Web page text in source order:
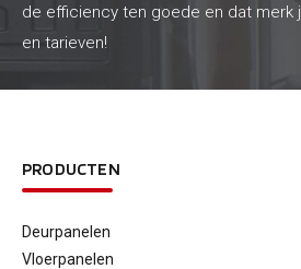
de efficiency ten goede en dat merk
en tarieven!
PRODUCTEN
Deurpanelen
Vloerpanelen